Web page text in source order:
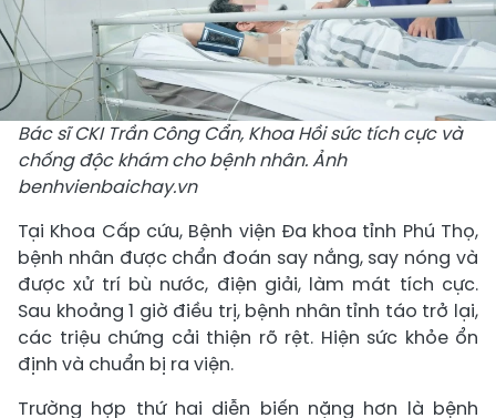
Bác sĩ CKI Trần Công Cẩn, Khoa Hồi sức tích cực và
chống độc khám cho bệnh nhân. Ảnh
benhvienbaichay.vn
Tại Khoa Cấp cứu, Bệnh viện Đa khoa tỉnh Phú Thọ,
bệnh nhân được chẩn đoán say nắng, say nóng và
được xử trí bù nước, điện giải, làm mát tích cực.
Sau khoảng 1 giờ điều trị, bệnh nhân tỉnh táo trở lại,
các triệu chứng cải thiện rõ rệt. Hiện sức khỏe ổn
định và chuẩn bị ra viện.
Trường hợp thứ hai diễn biến nặng hơn là bệnh